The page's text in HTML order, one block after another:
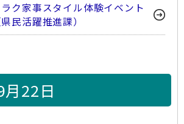
ク家事スタイル体験イベント
民活躍推進課）
22日